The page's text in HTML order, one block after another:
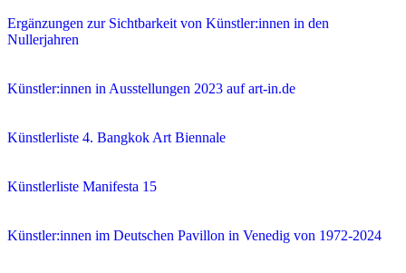
Ergänzungen zur Sichtbarkeit von Künstler:innen in den
Nullerjahren
Künstler:innen in Ausstellungen 2023 auf art-in.de
Künstlerliste 4. Bangkok Art Biennale
Künstlerliste Manifesta 15
Künstler:innen im Deutschen Pavillon in Venedig von 1972-2024